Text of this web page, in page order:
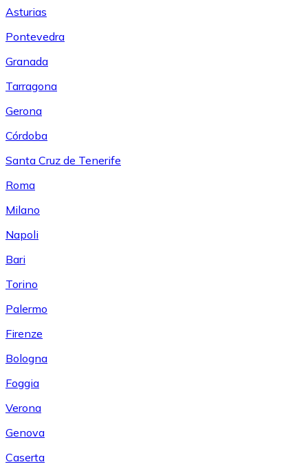
Asturias
Pontevedra
Granada
Tarragona
Gerona
Córdoba
Santa Cruz de Tenerife
Roma
Milano
Napoli
Bari
Torino
Palermo
Firenze
Bologna
Foggia
Verona
Genova
Caserta